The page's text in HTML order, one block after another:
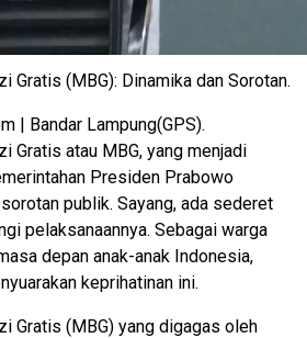
Gratis (MBG): Dinamika dan Sorotan.
| Bandar Lampung(GPS).
Gratis atau MBG, yang menjadi
Presiden Prabowo
publik. Sayang, ada sederet
pelaksanaannya. Sebagai warga
depan anak-anak Indonesia,
keprihatinan ini.
Gratis (MBG) yang digagas oleh